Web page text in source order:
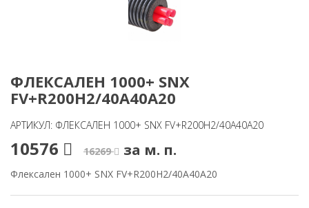
ФЛЕКСАЛЕН 1000+ SNX
FV+R200H2/40A40A20
АРТИКУЛ: ФЛЕКСАЛЕН 1000+ SNX FV+R200H2/40A40A20
10576 16269 за м. п.
Флексален 1000+ SNX FV+R200H2/40A40A20